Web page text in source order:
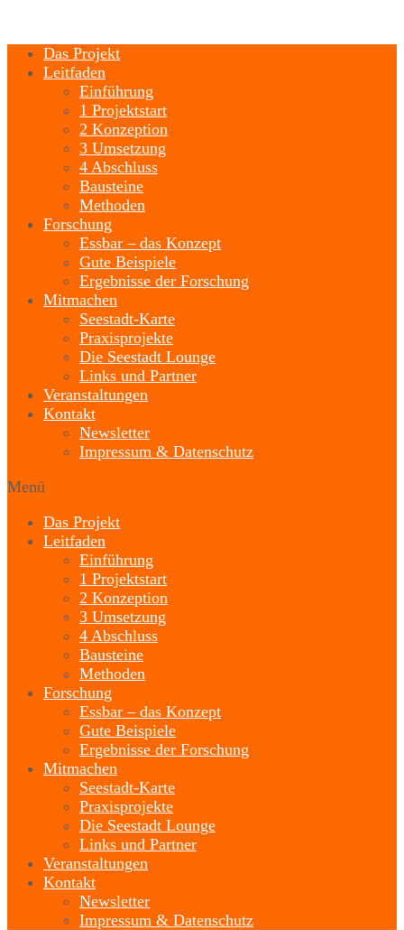
Das Projekt
Leitfaden
Einführung
1 Projektstart
2 Konzeption
3 Umsetzung
4 Abschluss
Bausteine
Methoden
Forschung
Essbar – das Konzept
Gute Beispiele
Ergebnisse der Forschung
Mitmachen
Seestadt-Karte
Praxisprojekte
Die Seestadt Lounge
Links und Partner
Veranstaltungen
Kontakt
Newsletter
Impressum & Datenschutz
Menü
Das Projekt
Leitfaden
Einführung
1 Projektstart
2 Konzeption
3 Umsetzung
4 Abschluss
Bausteine
Methoden
Forschung
Essbar – das Konzept
Gute Beispiele
Ergebnisse der Forschung
Mitmachen
Seestadt-Karte
Praxisprojekte
Die Seestadt Lounge
Links und Partner
Veranstaltungen
Kontakt
Newsletter
Impressum & Datenschutz